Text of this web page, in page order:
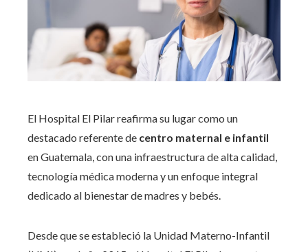
El Hospital El Pilar reafirma su lugar como un
destacado referente de centro maternal e infantil
en Guatemala, con una infraestructura de alta calidad,
tecnología médica moderna y un enfoque integral
dedicado al bienestar de madres y bebés.
Desde que se estableció la Unidad Materno-Infantil